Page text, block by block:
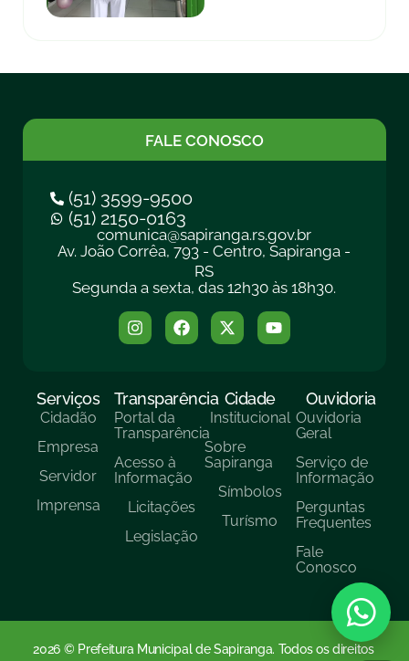
FALE CONOSCO
(51) 3599-9500
(51) 2150-0163
comunica@sapiranga.rs.gov.br
Av. João Corrêa, 793 - Centro, Sapiranga -
RS
Segunda a sexta, das 12h30 às 18h30.
Serviços
Cidadão
Empresa
Servidor
Imprensa
Transparência
Portal da
Transparência
Acesso à
Informação
Licitações
Legislação
Cidade
Institucional
Sobre
Sapiranga
Símbolos
Turísmo
Ouvidoria
Ouvidoria
Geral
Serviço de
Informação
Perguntas
Frequentes
Fale
Conosco
2026 © Prefeitura Municipal de Sapiranga. Todos os direitos